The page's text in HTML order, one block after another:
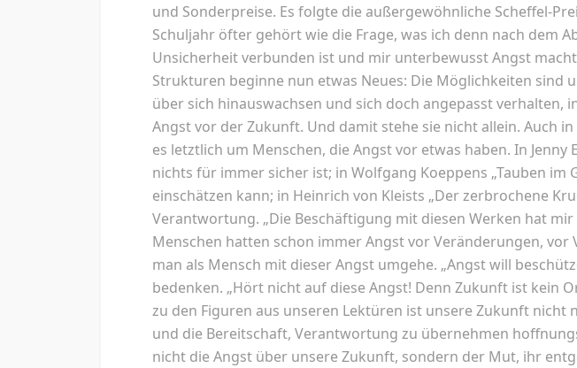
und Sonderpreise. Es folgte die außergewöhnliche Scheffel-
Schuljahr öfter gehört wie die Frage, was ich denn nach dem
Unsicherheit verbunden ist und mir unterbewusst Angst
Strukturen beginne nun etwas Neues: Die Möglichkeiten sind
über sich hinauswachsen und sich doch angepasst verhalten,
Angst vor der Zukunft. Und damit stehe sie nicht allein. Auch
es letztlich um Menschen, die Angst vor etwas haben. In
nichts für immer sicher ist; in Wolfgang Koeppens „Tauben
einschätzen kann; in Heinrich von Kleists „Der zerbrochene
Verantwortung. „Die Beschäftigung mit diesen Werken hat
Menschen hatten schon immer Angst vor Veränderungen, vor
man als Mensch mit dieser Angst umgehe. „Angst will
bedenken. „Hört nicht auf diese Angst! Denn Zukunft ist kein
zu den Figuren aus unseren Lektüren ist unsere Zukunft
und die Bereitschaft, Verantwortung zu übernehmen
nicht die Angst über unsere Zukunft, sondern der Mut, ihr